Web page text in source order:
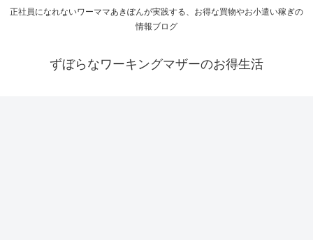
正社員になれないワーママあきぽんが実践する、お得な買物やお小遣い稼ぎの
情報ブログ
ずぼらなワーキングマザーのお得生活